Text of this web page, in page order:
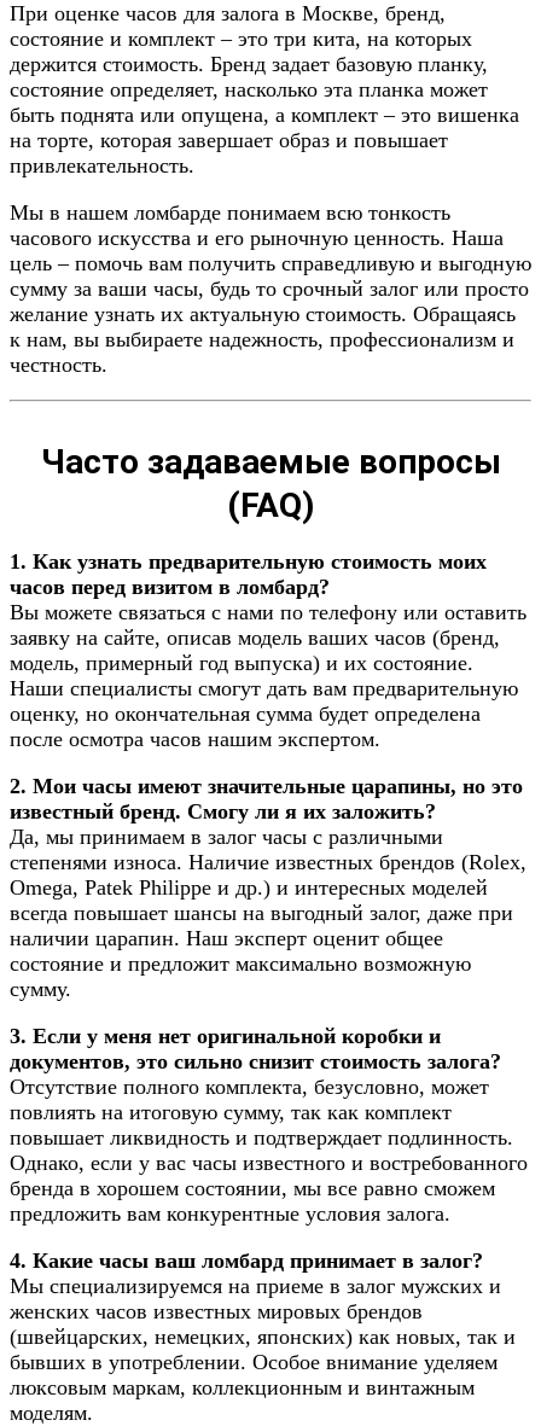
При оценке часов для залога в Москве, бренд,
состояние и комплект – это три кита, на которых
держится стоимость. Бренд задает базовую планку,
состояние определяет, насколько эта планка может
быть поднята или опущена, а комплект – это вишенка
на торте, которая завершает образ и повышает
привлекательность.
Мы в нашем ломбарде понимаем всю тонкость
часового искусства и его рыночную ценность. Наша
цель – помочь вам получить справедливую и выгодную
сумму за ваши часы, будь то срочный залог или просто
желание узнать их актуальную стоимость. Обращаясь
к нам, вы выбираете надежность, профессионализм и
честность.
Часто задаваемые вопросы
(FAQ)
1. Как узнать предварительную стоимость моих
часов перед визитом в ломбард?
Вы можете связаться с нами по телефону или оставить
заявку на сайте, описав модель ваших часов (бренд,
модель, примерный год выпуска) и их состояние.
Наши специалисты смогут дать вам предварительную
оценку, но окончательная сумма будет определена
после осмотра часов нашим экспертом.
2. Мои часы имеют значительные царапины, но это
известный бренд. Смогу ли я их заложить?
Да, мы принимаем в залог часы с различными
степенями износа. Наличие известных брендов (Rolex,
Omega, Patek Philippe и др.) и интересных моделей
всегда повышает шансы на выгодный залог, даже при
наличии царапин. Наш эксперт оценит общее
состояние и предложит максимально возможную
сумму.
3. Если у меня нет оригинальной коробки и
документов, это сильно снизит стоимость залога?
Отсутствие полного комплекта, безусловно, может
повлиять на итоговую сумму, так как комплект
повышает ликвидность и подтверждает подлинность.
Однако, если у вас часы известного и востребованного
бренда в хорошем состоянии, мы все равно сможем
предложить вам конкурентные условия залога.
4. Какие часы ваш ломбард принимает в залог?
Мы специализируемся на приеме в залог мужских и
женских часов известных мировых брендов
(швейцарских, немецких, японских) как новых, так и
бывших в употреблении. Особое внимание уделяем
люксовым маркам, коллекционным и винтажным
моделям.